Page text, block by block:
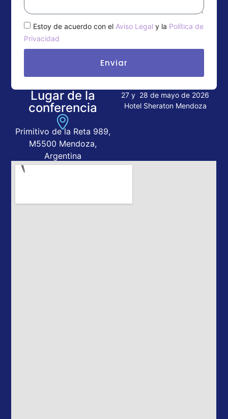
Lugar de la
conferencia
Primitivo de la Reta 989,
M5500 Mendoza,
Argentina
27 y 28 de mayo de 2026
Hotel Sheraton Mendoza
Estoy de acuerdo con el Aviso Legaly la Política de
Privacidad
Enviar